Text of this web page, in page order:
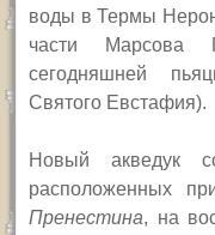
воды в Термы
части Марсова
сегодняшней
Святого Евстафия).
Новый акведук
расположенных
Пренестина, на